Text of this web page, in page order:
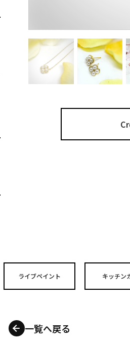
ライブペイント キッチン
一覧へ戻る